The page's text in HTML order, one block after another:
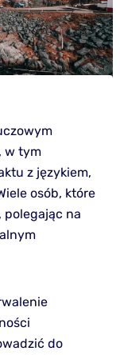
w tym
z językiem,
osób, które
polegając na
do